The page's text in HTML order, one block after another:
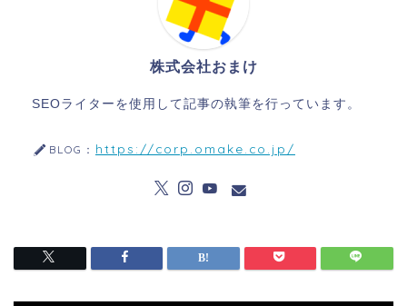
株式会社おまけ
SEOライターを使用して記事の執筆を行っています。
BLOG： https://corp.omake.co.jp/